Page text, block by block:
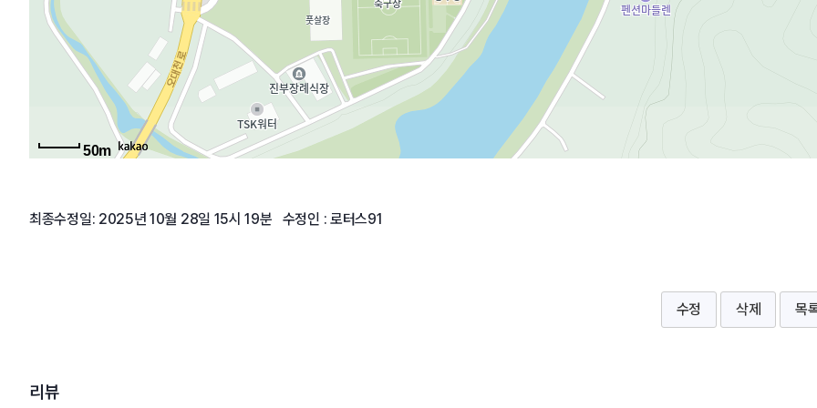
50m
최종수정일: 2025년 10월 28일 15시 19분 수정인 : 로터스91
수정 삭제 목
리뷰